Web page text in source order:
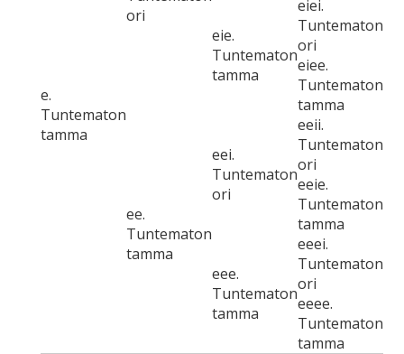
e.
Tuntematon
tamma
ori
eie.
Tuntematon
tamma
eiei.
Tuntematon
ori
eiee.
Tuntematon
tamma
ee.
Tuntematon
tamma
eei.
Tuntematon
ori
eeii.
Tuntematon
ori
eeie.
Tuntematon
tamma
eee.
Tuntematon
tamma
eeei.
Tuntematon
ori
eeee.
Tuntematon
tamma